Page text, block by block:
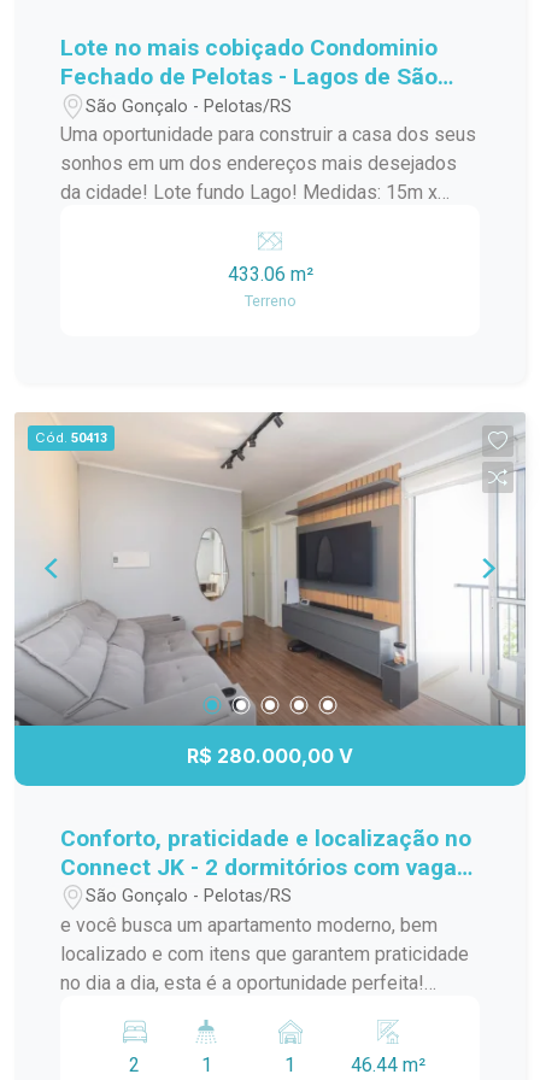
Lote no mais cobiçado Condominio
Fechado de Pelotas - Lagos de São
Gonçalo!
São Gonçalo - Pelotas/RS
Uma oportunidade para construir a casa dos seus
sonhos em um dos endereços mais desejados
da cidade! Lote fundo Lago! Medidas: 15m x
projeto residencial de alto padrão Excelente
aproveitamento do terreno Ideal para quem busca
conforto, privacidade e qualidade de vida Invista
433.06 m²
Terreno
Cód. 50413
R$ 280.000,00 V
Conforto, praticidade e localização no
Connect JK - 2 dormitórios com vaga
privativa!
São Gonçalo - Pelotas/RS
e você busca um apartamento moderno, bem
localizado e com itens que garantem praticidade
no dia a dia, esta é a oportunidade perfeita!
Connect JK, na Av. JK de Oliveira, este imóvel
oferece tudo que você precisa para morar bem e
2 1 1 46.44 m²